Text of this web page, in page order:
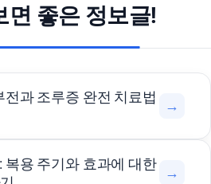
면 좋은 정보글!
과 조루증 완전 치료법
→
복용 주기와 효과에 대한
→